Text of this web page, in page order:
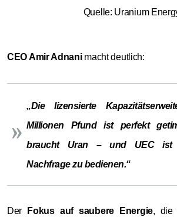
Quelle: Uranium
CEO Amir Adnani macht deutlich:
„Die lizensierte
Millionen Pfund ist perfekt
braucht Uran – und UEC ist
Nachfrage zu bedienen.“
Der Fokus auf saubere Energie, die